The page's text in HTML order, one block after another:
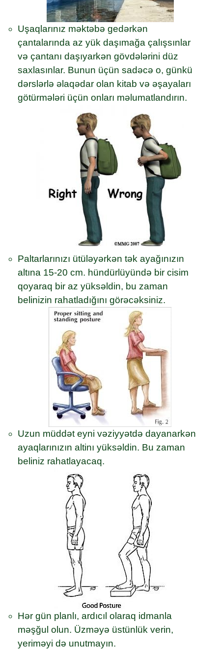
Uşaqlarınız məktəbə gedərkən
çantalarında az yük daşımağa çalışsınlar
və çantanı daşıyarkən gövdələrini düz
saxlasınlar. Bunun üçün sadəcə o, günkü
dərslərlə əlaqədar olan kitab və əşayaları
götürmələri üçün onları məlumatlandırın.
Paltarlarınızı ütüləyərkən tək ayağınızın
altına 15-20 cm. hündürlüyündə bir cisim
qoyaraq bir az yüksəldin, bu zaman
belinizin rahatladığını görəcəksiniz.
Uzun müddət eyni vəziyyətdə dayanarkən
ayaqlarınızın altinı yüksəldin. Bu zaman
beliniz rahatlayacaq.
Hər gün planlı, ardıcıl olaraq idmanla
məşğul olun. Üzməyə üstünlük verin,
yeriməyi də unutmayın.